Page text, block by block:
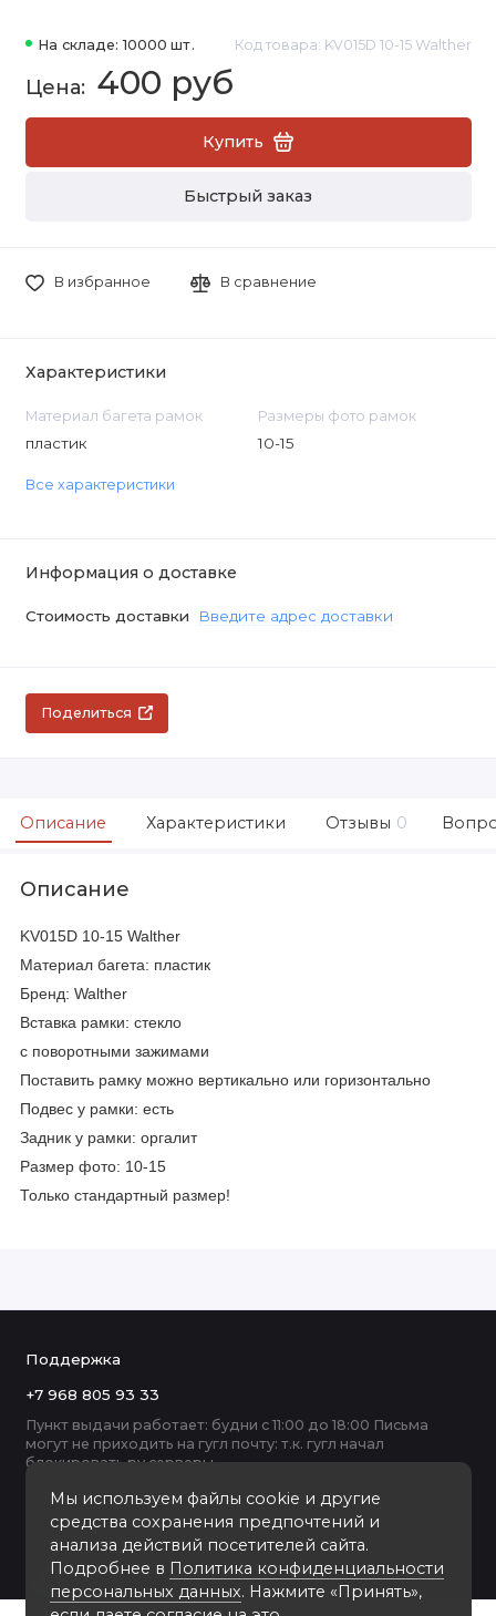
На складе: 10000 шт. Код товара: KV015D 10-15 Walther
400 руб
Купить
Быстрый заказ
В избранное В сравнение
Характеристики
Материал багета рамок
пластик
Размеры фото рамок
10-15
Все характеристики
Информация о доставке
Стоимость доставки Введите адрес доставки
Поделиться
Описание Характеристики Отзывы 0
Описание
KV015D 10-15 Walther
Материал багета: пластик
Бренд: Walther
Вставка рамки: стекло
с поворотными зажимами
Поставить рамку можно вертикально или горизонтально
Подвес у рамки: есть
Задник у рамки: оргалит
Размер фото: 10-15
Только стандартный размер!
Мы используем файлы cookie и другие
средства сохранения предпочтений и
анализа действий посетителей сайта.
Подробнее в Политика конфиденциальности
персональных данных. Нажмите «Принять»,
Поддержка
+7 968 805 93 33
Пункт выдачи работает: будни с 11:00 до 18:00 Письма
могут не приходить на гугл почту: т.к. гугл начал
блокировать ру серверы